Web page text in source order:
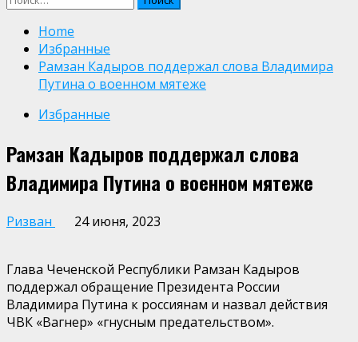
Home
Избранные
Рамзан Кадыров поддержал слова Владимира
Путина о военном мятеже
Избранные
Рамзан Кадыров поддержал слова
Владимира Путина о военном мятеже
Ризван 24 июня, 2023
Глава Чеченской Республики Рамзан Кадыров
поддержал обращение Президента России
Владимира Путина к россиянам и назвал действия
ЧВК «Вагнер» «гнусным предательством».